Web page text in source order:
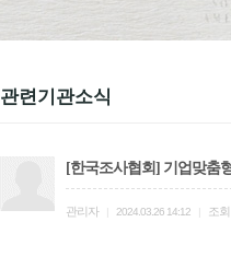
관련기관소식
[한국조사협회] 기업맞춤
관리자 2024.03.26 14:12 조회